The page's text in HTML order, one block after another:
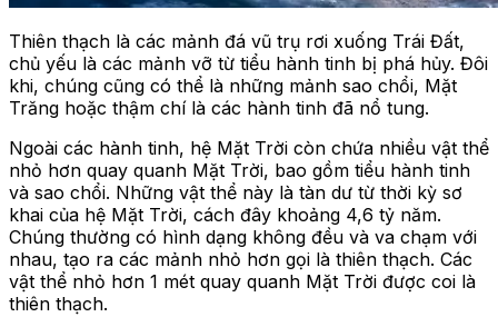
Thiên thạch là các mảnh đá vũ trụ rơi xuống Trái Đất,
chủ yếu là các mảnh vỡ từ tiểu hành tinh bị phá hủy. Đôi
khi, chúng cũng có thể là những mảnh sao chổi, Mặt
Trăng hoặc thậm chí là các hành tinh đã nổ tung.
Ngoài các hành tinh, hệ Mặt Trời còn chứa nhiều vật thể
nhỏ hơn quay quanh Mặt Trời, bao gồm tiểu hành tinh
và sao chổi. Những vật thể này là tàn dư từ thời kỳ sơ
khai của hệ Mặt Trời, cách đây khoảng 4,6 tỷ năm.
Chúng thường có hình dạng không đều và va chạm với
nhau, tạo ra các mảnh nhỏ hơn gọi là thiên thạch. Các
vật thể nhỏ hơn 1 mét quay quanh Mặt Trời được coi là
thiên thạch.